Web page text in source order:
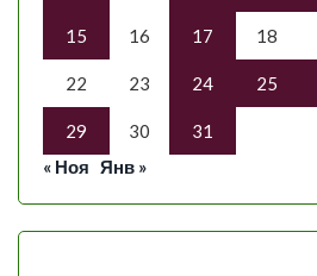
15 16 17 18
22 23 24 25
29 30
31
« Ноя Янв »